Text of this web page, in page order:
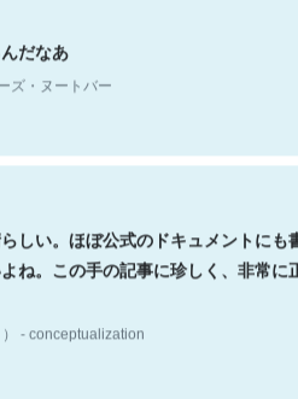
だなあ
・ヌートバー
しい。ほぼ公式のドキュメントにも
ね。この手の記事に珍しく、非常に
- conceptualization